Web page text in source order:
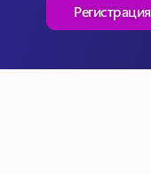
Регистрация